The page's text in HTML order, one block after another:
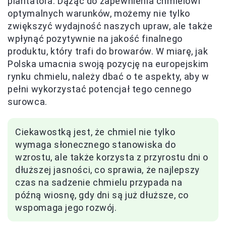
optymalnych warunków, możemy nie tylko
zwiększyć wydajność naszych upraw, ale także
wpłynąć pozytywnie na jakość finalnego
produktu, który trafi do browarów. W miarę, jak
Polska umacnia swoją pozycję na europejskim
rynku chmielu, należy dbać o te aspekty, aby w
pełni wykorzystać potencjał tego cennego
surowca.
Ciekawostką jest, że chmiel nie tylko
wymaga słonecznego stanowiska do
wzrostu, ale także korzysta z przyrostu dni o
dłuższej jasności, co sprawia, że najlepszy
czas na sadzenie chmielu przypada na
późną wiosnę, gdy dni są już dłuższe, co
wspomaga jego rozwój.